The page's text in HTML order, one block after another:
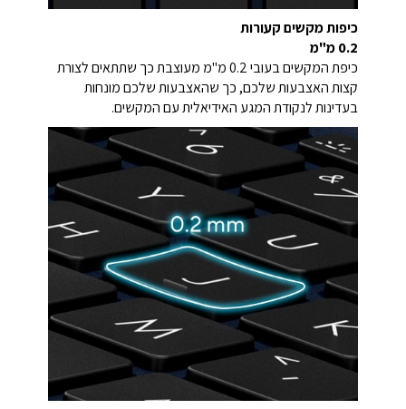
כיפות מקשים קעורות
0.2 מ"מ
כיפת המקשים בעובי 0.2 מ"מ מעוצבת כך שתתאים לצורת
קצות האצבעות שלכם, כך שהאצבעות שלכם מונחות
בעדינות לנקודת המגע האידיאלית עם המקשים.